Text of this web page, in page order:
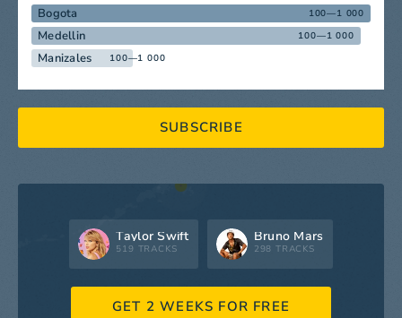
Bogota 100—1 000
Medellin 100—1 000
Manizales 100—1 000
SUBSCRIBE
Taylor Swift
519 TRACKS
Bruno Mars
298 TRACKS
GET 2 WEEKS FOR FREE